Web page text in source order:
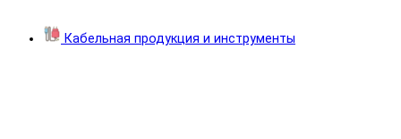
Кабельная продукция и инструменты